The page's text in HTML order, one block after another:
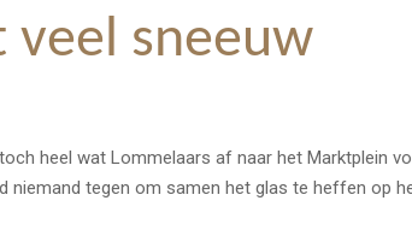
veel sneeuw
heel wat Lommelaars af naar het Marktplein
niemand tegen om samen het glas te heffen op